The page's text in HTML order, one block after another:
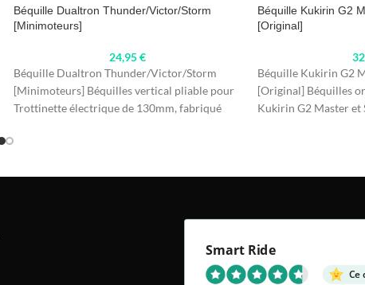
Béquille Dualtron Thunder/Victor/Storm
[Minimoteurs]
24,95€
Béquille Dualtron Thunder/Victor/Storm
[Minimoteurs] Béquilles vertical pliable pour
Trottinette électrique de 130mm, fabriqué
Béquille Kukirin G2
[Original]
Béquille Kukirin G2
[Original] Béquilles
Kukirin G2 Master et
Smart Ride
Ce